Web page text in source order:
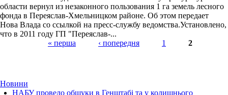
области вернул из незаконного пользования 1 га земель лесного
фонда в Переяслав-Хмельницком районе. Об этом передает
Нова Влада со ссылкой на пресс-службу ведомства.Установлено,
что в 2011 году ГП "Переяслав-...
« перша ‹ попередня 1 2
Новини
НАБУ провело обшуки в Генштабі та у колишнього